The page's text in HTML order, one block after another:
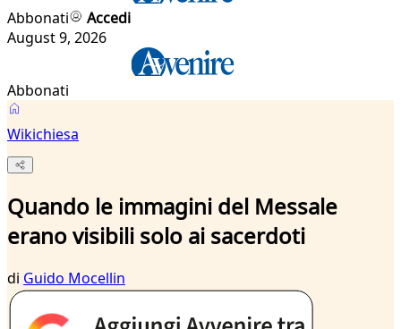
Abbonati
Accedi
August 9, 2026
Abbonati
Wikichiesa
Quando le immagini del Messale
erano visibili solo ai sacerdoti
di Guido Mocellin